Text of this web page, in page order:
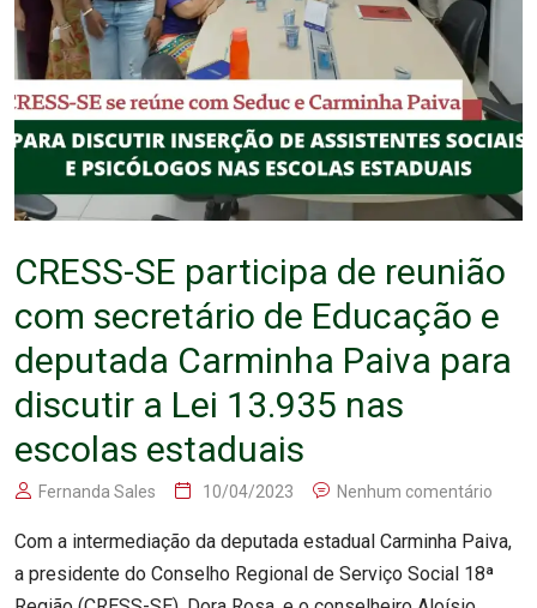
CRESS-SE participa de reunião
com secretário de Educação e
deputada Carminha Paiva para
discutir a Lei 13.935 nas
escolas estaduais
Fernanda Sales 10/04/2023 Nenhum comentário
Com a intermediação da deputada estadual Carminha Paiva,
a presidente do Conselho Regional de Serviço Social 18ª